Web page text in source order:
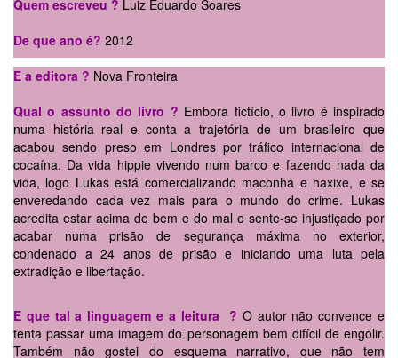
Quem escreveu ? Luiz Eduardo Soares
De que ano é? 2012
E a editora ? Nova Fronteira
Qual o assunto do livro ? Embora fictício, o livro é inspirado
numa história real e conta a trajetória de um brasileiro que
acabou sendo preso em Londres por tráfico internacional de
cocaína. Da vida hippie vivendo num barco e fazendo nada da
vida, logo Lukas está comercializando maconha e haxixe, e se
enveredando cada vez mais para o mundo do crime. Lukas
acredita estar acima do bem e do mal e sente-se injustiçado por
acabar numa prisão de segurança máxima no exterior,
condenado a 24 anos de prisão e iniciando uma luta pela
extradição e libertação.
E que tal a linguagem e a leitura ? O autor não convence e
tenta passar uma imagem do personagem bem difícil de engolir.
Também não gostei do esquema narrativo, que não tem